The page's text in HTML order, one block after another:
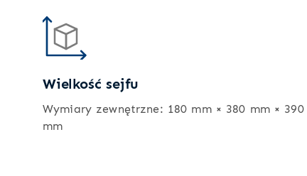
Wielkość sejfu
Wymiary zewnętrzne: 180 mm × 380 mm × 390
mm